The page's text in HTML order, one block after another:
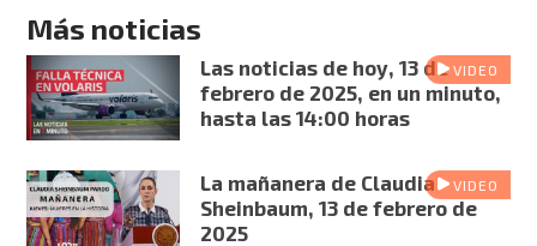
Más noticias
VIDEO
Las noticias de hoy, 13 de
febrero de 2025, en un minuto,
hasta las 14:00 horas
VIDEO
La mañanera de Claudia
Sheinbaum, 13 de febrero de
2025